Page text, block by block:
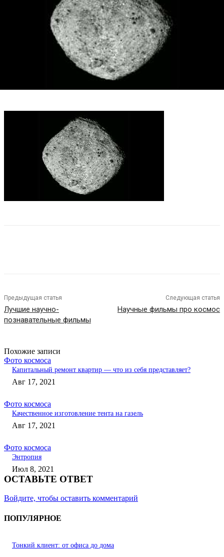
Предыдущая статья
Лучшие научно-
познавательные фильмы
Следующая статья
Научные фильмы про космос
Похожие записи
Фото космоса
Капитальный ремонт квартир — что из себя представляет?
Авг 17, 2021
Фото космоса
Качественное изготовление тента на газель
Авг 17, 2021
Фото космоса
Энтропия
Июл 8, 2021
ОСТАВЬТЕ ОТВЕТ
Войдите, чтобы оставить комментарий
ПОПУЛЯРНОЕ
Тонкий клиент: от офиса до дома